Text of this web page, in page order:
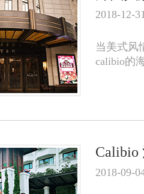
2018-12-
当美式
calibio的
Calibio
2018-09-